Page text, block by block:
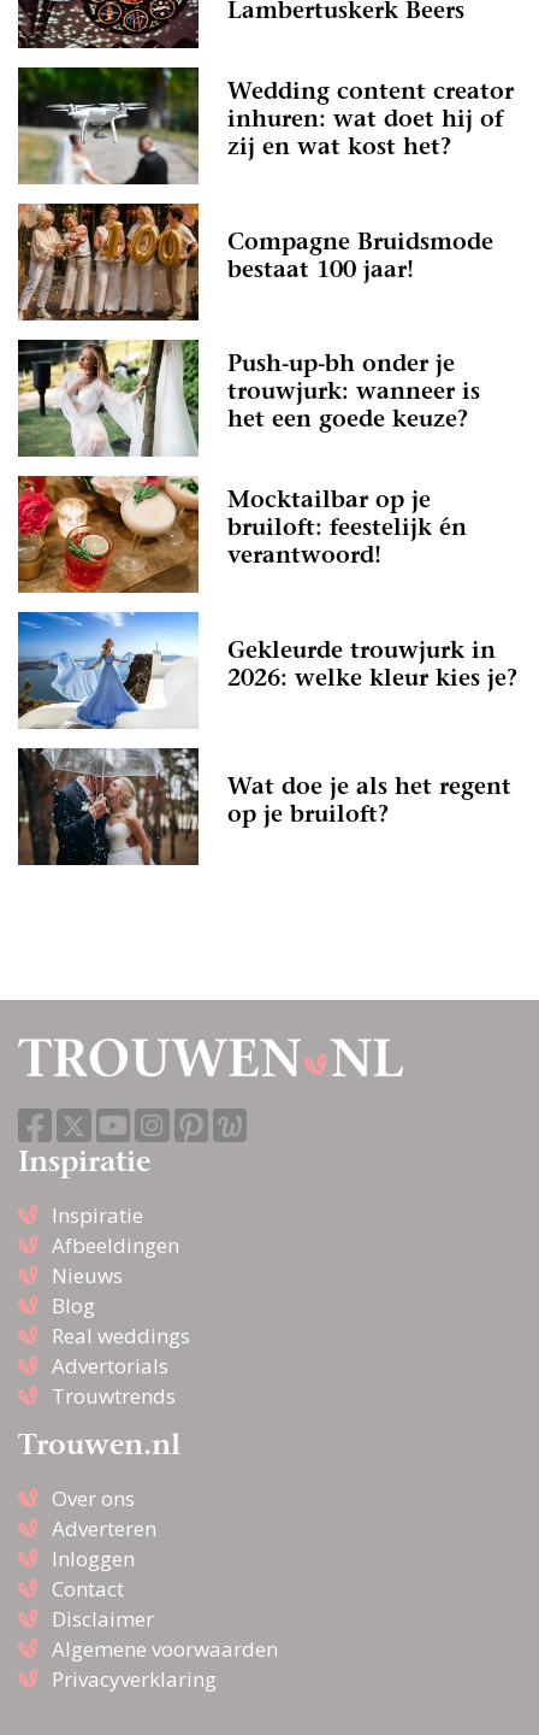
Lambertuskerk Beers
Wedding content creator
inhuren: wat doet hij of
zij en wat kost het?
Compagne Bruidsmode
bestaat 100 jaar!
Push-up-bh onder je
trouwjurk: wanneer is
het een goede keuze?
Mocktailbar op je
bruiloft: feestelijk én
verantwoord!
Gekleurde trouwjurk in
2026: welke kleur kies je?
Wat doe je als het regent
op je bruiloft?
Inspiratie
Inspiratie
Afbeeldingen
Nieuws
Blog
Real weddings
Advertorials
Trouwtrends
Trouwen.nl
Over ons
Adverteren
Inloggen
Contact
Disclaimer
Algemene voorwaarden
Privacyverklaring